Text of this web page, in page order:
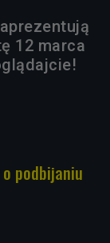
12 marca
podbijaniu